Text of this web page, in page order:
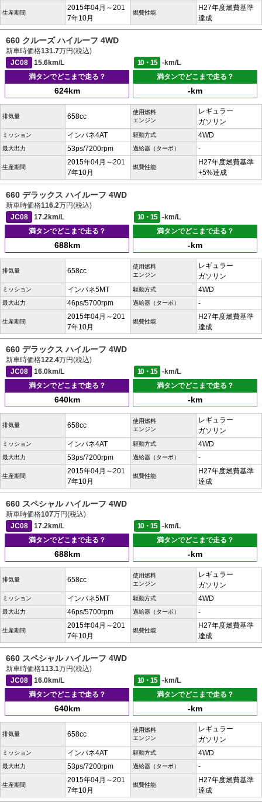
生産期間
2015年04月～201
7年10月
燃費性能
H27年度燃費基準
達成
660 クルーズ ハイルーフ 4WD
新車時価格131.7万円(税込)
JC08
15.6km/L 10・15
-km/L
満タンでどこまで走る？
624km
満タンでどこまで走る？
-km
排気量 658cc
使用燃料
エンジン
レギュラー
ガソリン
ミッション インパネ4AT 駆動方式 4WD
最大出力 53ps/7200rpm 過給器（ターボ） -
生産期間
2015年04月～201
7年10月
燃費性能
H27年度燃費基準
+5%達成
660 デラックス ハイルーフ 4WD
新車時価格116.2万円(税込)
JC08
17.2km/L 10・15
-km/L
満タンでどこまで走る？
688km
満タンでどこまで走る？
-km
排気量 658cc
使用燃料
エンジン
レギュラー
ガソリン
ミッション インパネ5MT 駆動方式 4WD
最大出力 46ps/5700rpm 過給器（ターボ） -
生産期間
2015年04月～201
7年10月
燃費性能
H27年度燃費基準
達成
660 デラックス ハイルーフ 4WD
新車時価格122.4万円(税込)
JC08
16.0km/L 10・15
-km/L
満タンでどこまで走る？
640km
満タンでどこまで走る？
-km
排気量 658cc
使用燃料
エンジン
レギュラー
ガソリン
ミッション インパネ4AT 駆動方式 4WD
最大出力 53ps/7200rpm 過給器（ターボ） -
生産期間
2015年04月～201
7年10月
燃費性能
H27年度燃費基準
達成
660 スペシャル ハイルーフ 4WD
新車時価格107万円(税込)
JC08
17.2km/L 10・15
-km/L
満タンでどこまで走る？
688km
満タンでどこまで走る？
-km
排気量 658cc
使用燃料
エンジン
レギュラー
ガソリン
ミッション インパネ5MT 駆動方式 4WD
最大出力 46ps/5700rpm 過給器（ターボ） -
生産期間
2015年04月～201
7年10月
燃費性能
H27年度燃費基準
達成
660 スペシャル ハイルーフ 4WD
新車時価格113.1万円(税込)
JC08
16.0km/L 10・15
-km/L
満タンでどこまで走る？
640km
満タンでどこまで走る？
-km
排気量 658cc
使用燃料
エンジン
レギュラー
ガソリン
ミッション インパネ4AT 駆動方式 4WD
最大出力 53ps/7200rpm 過給器（ターボ） -
生産期間
2015年04月～201
7年10月
燃費性能
H27年度燃費基準
達成